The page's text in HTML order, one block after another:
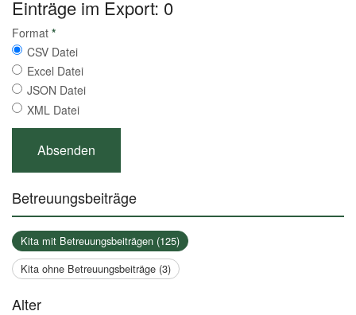
Einträge im Export: 0
Format *
CSV Datei
Excel Datei
JSON Datei
XML Datei
Betreuungsbeiträge
Kita mit Betreuungsbeiträgen (125)
Kita ohne Betreuungsbeiträge (3)
Alter